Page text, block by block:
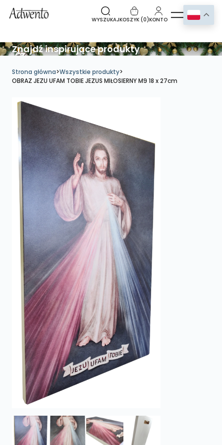
WYSZUKAJKOSZYK (0)KONTO
Znajdź inspirujące produkty
Strona główna>Wszystkie produkty>
OBRAZ JEZU UFAM TOBIE JEZUS MIŁOSIERNY M9 18 x 27cm